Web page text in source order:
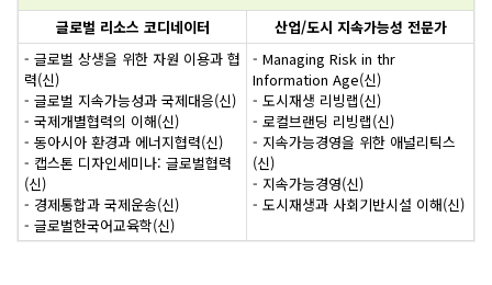
글로벌 리소스 코디네이터
산업/도시 지속가능성 전문가
- 글로벌 상생을 위한 자원 이용과 협
력(신)
- 글로벌 지속가능성과 국제대응(신)
- 국제개별협력의 이해(신)
- 동아시아 환경과 에너지협력(신)
- 캡스톤 디자인세미나: 글로벌협력
(신)
- 경제통합과 국제운송(신)
- 글로벌한국어교육학(신)
- Managing Risk in thr
Information Age(신)
- 도시재생 리빙랩(신)
- 로컬브랜딩 리빙랩(신)
- 지속가능경영을 위한 애널리틱스
(신)
- 지속가능경영(신)
- 도시재생과 사회기반시설 이해(신)